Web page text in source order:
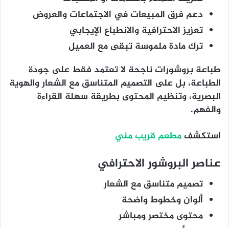
دعم فرق المبيعات في الاجتماعات والعروض
تعزيز الاحترافية والانطباع الإيجابي
ترك مادة ملموسة تبقى مع العميل
طباعة بروشورات ناجحة لا تعتمد فقط على جودة
الطباعة، بل على التصميم المتناسق مع الشعار والهوية
البصرية، وتنظيم المحتوى بطريقة سهلة القراءة
والفهم.
استكشفمطعم قريب مني
عناصر البروشور الاحترافي
تصميم متناسق مع الشعار
ألوان وخطوط واضحة
محتوى مختصر ومباشر